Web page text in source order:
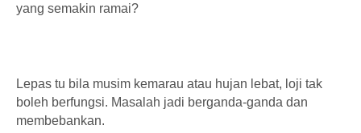
yang semakin ramai?
Lepas tu bila musim kemarau atau hujan lebat, loji tak
boleh berfungsi. Masalah jadi berganda-ganda dan
membebankan.